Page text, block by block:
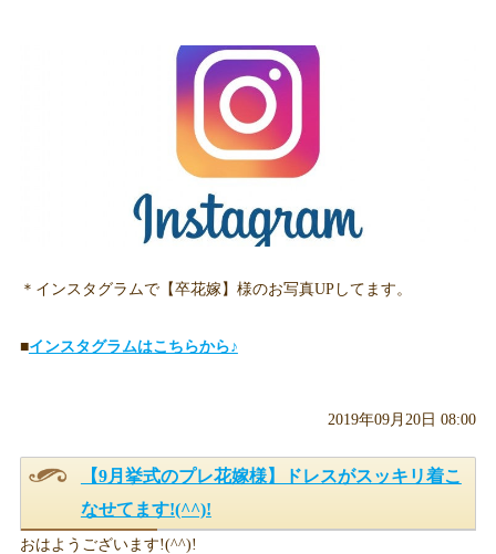
＊インスタグラムで【卒花嫁】様のお写真UPしてます。
■インスタグラムはこちらから♪
2019年09月20日 08:00
【9月挙式のプレ花嫁様】ドレスがスッキリ着こ
なせてます!(^^)!
おはようございます!(^^)!